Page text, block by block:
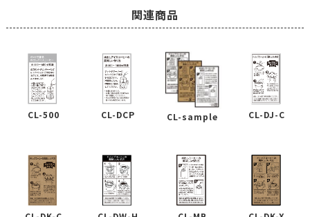
関連商品
CL-500 CL-DCP CL-sample CL-DJ-C